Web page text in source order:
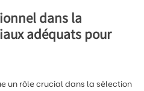
dans la
adéquats pour
un rôle crucial dans la sélection